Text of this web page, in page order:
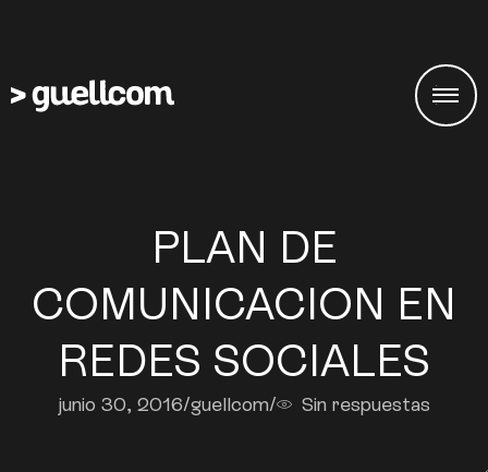
PLAN DE
COMUNICACION EN
REDES SOCIALES
junio 30, 2016/guellcom/ Sin respuestas